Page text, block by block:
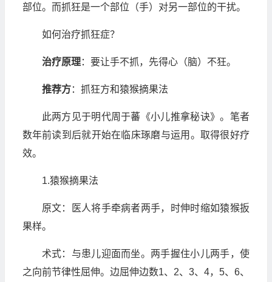
部位。而抓狂是一个部位（手）对另一部位的干扰。
如何治疗抓狂症？
治疗原理：要让手不抓，先得心（脑）不狂。
推荐方：抓狂方和猿猴摘果法
此两方见于明代周于蕃《小儿推拿秘诀》。笔者
数年前读到后就开始在临床琢磨与运用。取得很好疗
效。
1.猿猴摘果法
原文：医人将手牵病者两手，时伸时缩如猿猴扳
果样。
术式：与患儿迎面而坐。两手握住小儿两手，使
之向前节律性屈伸。边屈伸边数1、2、3、4，5、6、